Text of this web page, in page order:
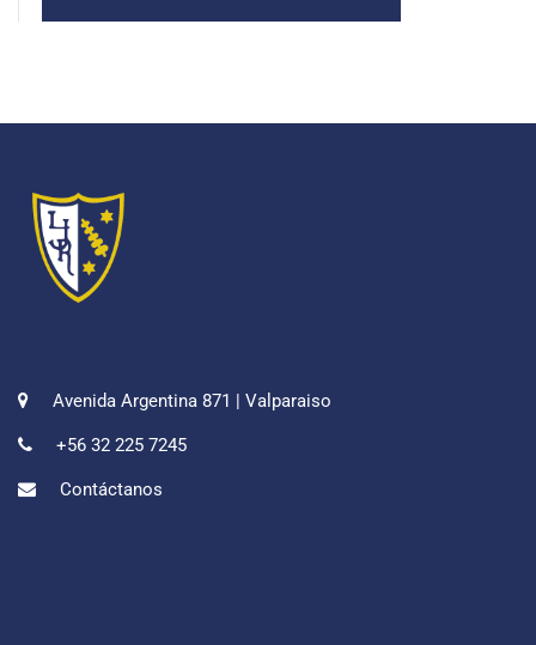
Avenida Argentina 871 | Valparaiso
+56 32 225 7245
Contáctanos